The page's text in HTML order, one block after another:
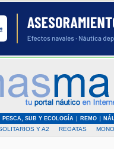
PESCA, SUB Y ECOLOGÍA REMO
Y A2 REGATAS